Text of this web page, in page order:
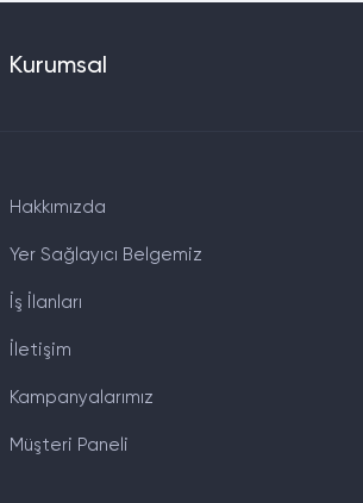
Kurumsal
Hakkımızda
Yer Sağlayıcı Belgemiz
İş İlanları
İletişim
Kampanyalarımız
Müşteri Paneli